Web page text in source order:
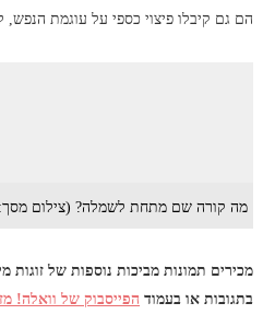
הם גם קיבלו פיצוי כספי על עוגמת הנפש,
מה קורה שם מתחת לשמלה? (צילום מסך:
מכירים תמונות מביכות נוספות של זוגות
בתגובות או בעמוד הפייסבוק של וואלה!